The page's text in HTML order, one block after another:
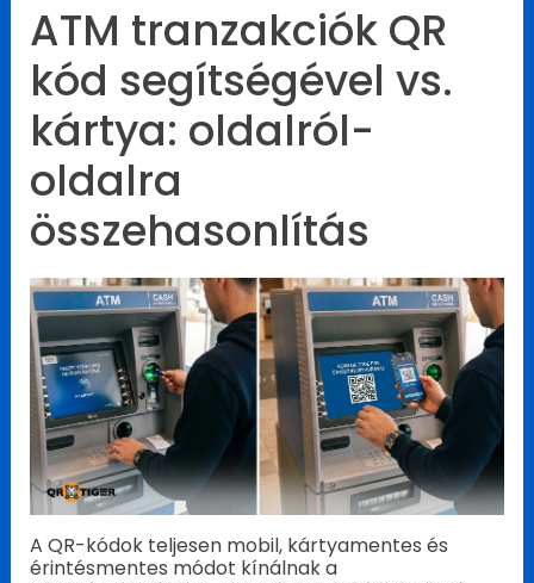
ATM tranzakciók QR
kód segítségével vs.
kártya: oldalról-
oldalra
összehasonlítás
A QR-kódok teljesen mobil, kártyamentes és
érintésmentes módot kínálnak a